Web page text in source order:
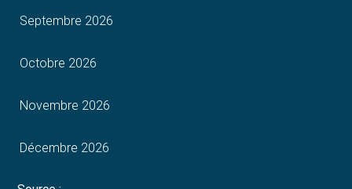
Septembre 2026
Octobre 2026
Novembre 2026
Décembre 2026